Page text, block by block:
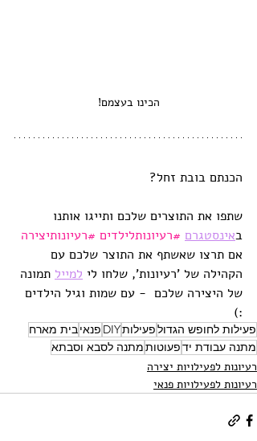
הכינו בעצמם!
הכנתם בובת זחל?
שתפו את התוצרים שלכם ותייגו אותנו
באינסטגרם #רעיונותלילדים #רעיונותיצירה
אם תרצו שאשתף את התוצר שלכם עם
הקהילה של 'רעיונות', שלחו לי למייל תמונה
של היצירה שלכם  - עם שמות וגיל הילדים
:)
פעילות לחופש הגדולפעילותDIY פנאיבית מארח
מתנה עבודת ידפעוטותמתנה לסבא וסבתא
רעיונות לפעילויות יצירה
רעיונות לפעילויות פנאי